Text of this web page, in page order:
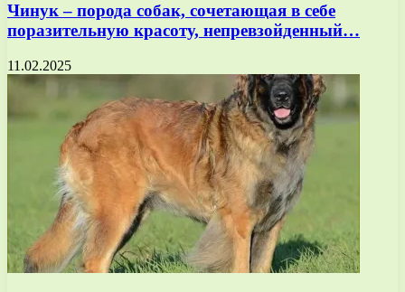
Чинук – порода собак, сочетающая в себе
поразительную красоту, непревзойденный…
11.02.2025